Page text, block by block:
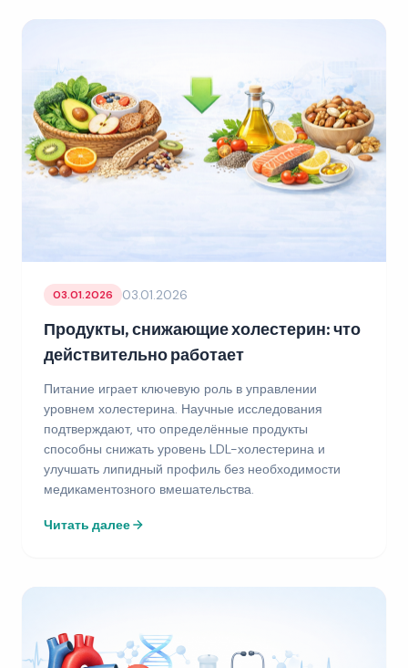
03.01.2026 03.01.2026
Продукты, снижающие холестерин: что
действительно работает
Питание играет ключевую роль в управлении
уровнем холестерина. Научные исследования
подтверждают, что определённые продукты
способны снижать уровень LDL-холестерина и
улучшать липидный профиль без необходимости
медикаментозного вмешательства.
Читать далее